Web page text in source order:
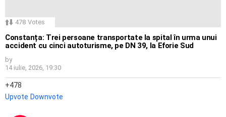
478 Votes
Constanța: Trei persoane transportate la spital în urma unui
accident cu cinci autoturisme, pe DN 39, la Eforie Sud
by
14 iulie, 2026, 19:30
478
Upvote Downvote